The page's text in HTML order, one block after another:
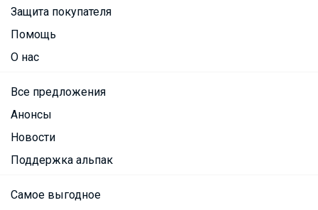
Защита покупателя
Помощь
О нас
Все предложения
Анонсы
Новости
Поддержка альпак
Самое выгодное